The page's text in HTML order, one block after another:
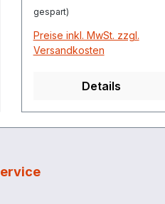
gespart)
Preise inkl. MwSt. zzgl.
Versandkosten
Details